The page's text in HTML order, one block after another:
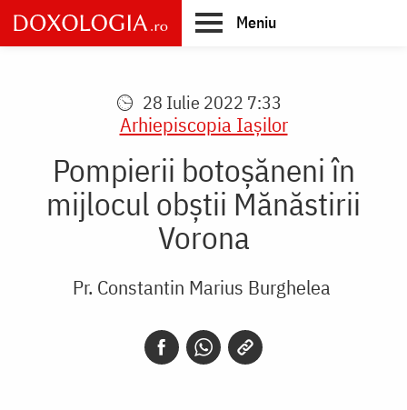
Skip
to
main
Meniu
28 Iulie 2022 7:33
Arhiepiscopia Iaşilor
Pompierii botoșăneni în
mijlocul obștii Mănăstirii
Vorona
Pr. Constantin Marius Burghelea